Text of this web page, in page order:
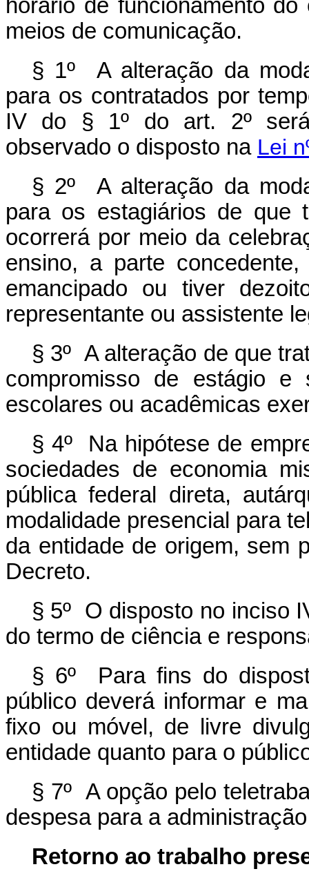
horário de funcionamento
meios de comunicação.
§ 1º A alteração da
para os contratados por
IV do § 1º do art. 2º
observado o disposto na Lei
§ 2º A alteração da
para os estagiários de
ocorrerá por meio da
ensino, a parte
emancipado ou tiver
representante ou assistente
§ 3º A alteração de que
compromisso de estágio e
escolares ou acadêmicas
§ 4º Na hipótese de
sociedades de economia
pública federal direta,
modalidade presencial para
da entidade de origem, sem
Decreto.
§ 5º O disposto no inciso
do termo de ciência e
§ 6º Para fins do
público deverá informar e
fixo ou móvel, de livre
entidade quanto para o
§ 7º A opção pelo
despesa para a
Retorno ao trabalho